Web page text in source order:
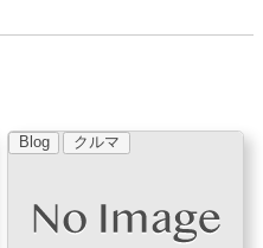
Blog クルマ